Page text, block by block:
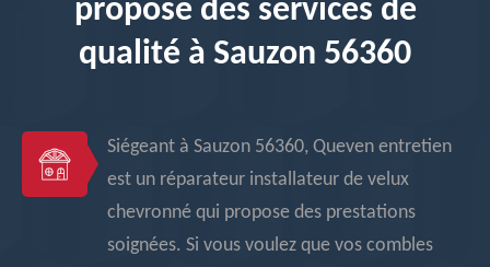
propose des services de
qualité à Sauzon 56360
Siégeant à Sauzon 56360, Queven entretien
est un réparateur installateur de velux
chevronné qui propose des prestations
soignées. Si vous voulez que vos combles